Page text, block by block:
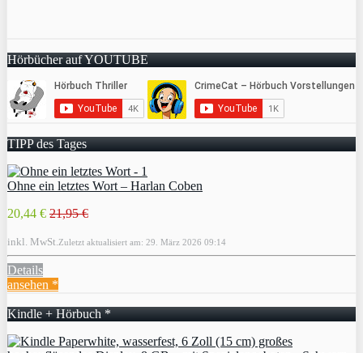
Hörbücher auf YOUTUBE
TIPP des Tages
Ohne ein letztes Wort – Harlan Coben
20,44 € 21,95 €
inkl. MwSt. Zuletzt aktualisiert am: 29. März 2026 09:14
Details
ansehen *
Kindle + Hörbuch *